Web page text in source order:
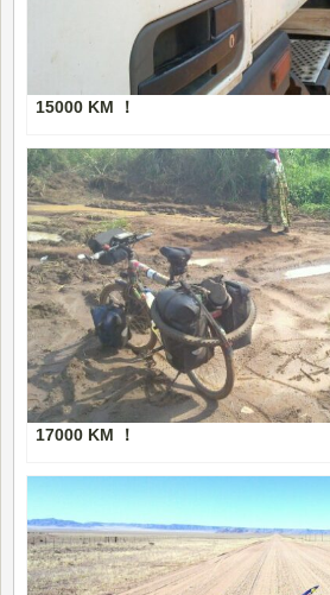
15000 KM ！
17000 KM ！